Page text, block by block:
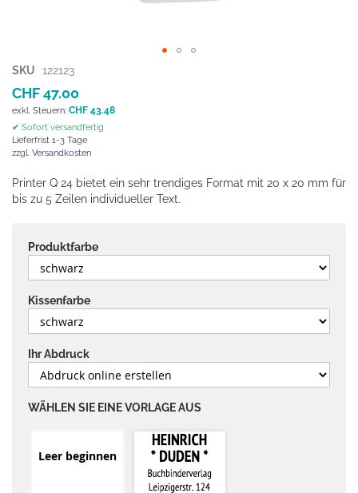
Zum
Anfang
der
Bildgalerie
springen
SKU 122123
CHF 47.00
CHF 43.48
✔ Sofort versandfertig
Lieferfrist 1-3 Tage
zzgl. Versandkosten
Printer Q 24 bietet ein sehr trendiges Format mit 20 x 20 mm für
bis zu 5 Zeilen individueller Text.
Produktfarbe
Kissenfarbe
Ihr Abdruck
WÄHLEN SIE EINE VORLAGE AUS
Leer beginnen